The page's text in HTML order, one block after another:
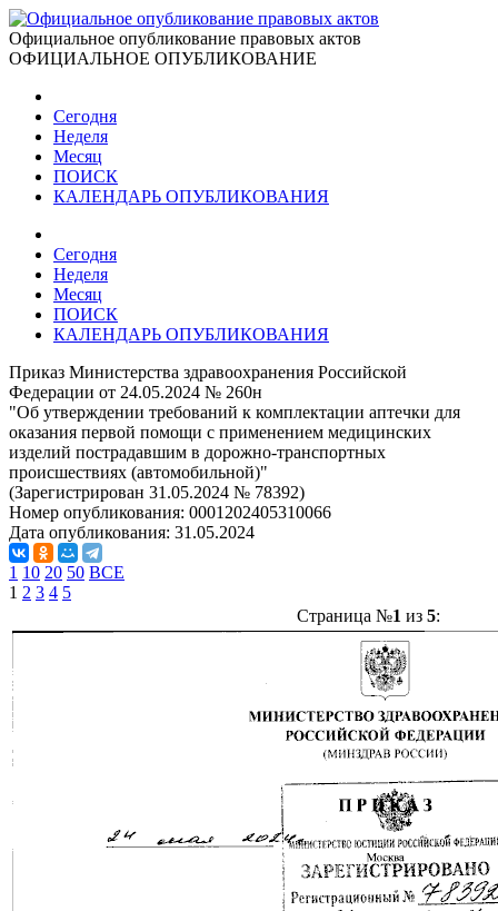
Официальное опубликование правовых актов
ОФИЦИАЛЬНОЕ ОПУБЛИКОВАНИЕ
Сегодня
Неделя
Месяц
ПОИСК
КАЛЕНДАРЬ ОПУБЛИКОВАНИЯ
Сегодня
Неделя
Месяц
ПОИСК
КАЛЕНДАРЬ ОПУБЛИКОВАНИЯ
Приказ Министерства здравоохранения Российской
Федерации от 24.05.2024 № 260н
"Об утверждении требований к комплектации аптечки для
оказания первой помощи с применением медицинских
изделий пострадавшим в дорожно-транспортных
происшествиях (автомобильной)"
(Зарегистрирован 31.05.2024 № 78392)
Номер опубликования: 0001202405310066
Дата опубликования: 31.05.2024
1 10 20 50 ВСЕ
1 2 3 4 5
Страница №1 из 5: